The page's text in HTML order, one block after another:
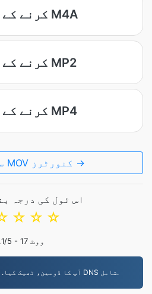
MOV کرنے کے لئے M4A
MOV کرنے کے لئے MP2
MOV کرنے کے لئے MP4
سب دیکھیں MOV کنورٹرز →
اس ٹول کی درجہ
☆
☆
☆
/5 - 17 ووٹ
آپ کا ڈومین، ٹھیک کیا. مفت پرائیویٹی اور DNS شامل.